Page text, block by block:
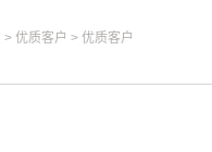
> 优质客户 > 优质客户